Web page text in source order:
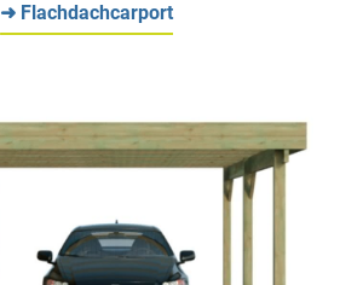
➜ Flachdachcarport